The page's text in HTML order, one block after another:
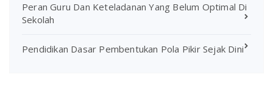
Peran Guru Dan Keteladanan Yang Belum Optimal Di
Sekolah
Pendidikan Dasar Pembentukan Pola Pikir Sejak Dini